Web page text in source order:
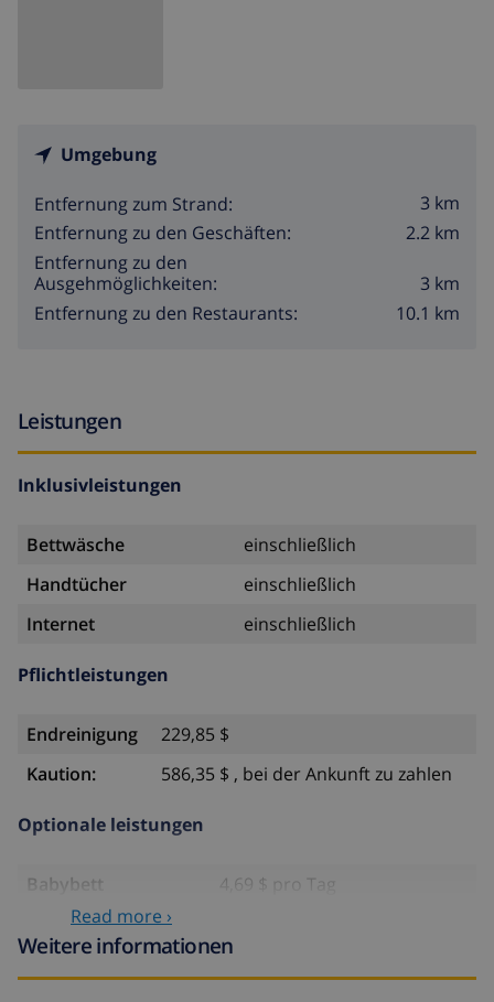
Umgebung
Entfernung zum Strand:
3 km
Entfernung zu den Geschäften:
2.2 km
Entfernung zu den
Ausgehmöglichkeiten:
3 km
Entfernung zu den Restaurants:
10.1 km
Leistungen
Inklusivleistungen
Bettwäsche
einschließlich
Handtücher
einschließlich
Internet
einschließlich
Pflichtleistungen
Endreinigung
229,85 $
Kaution:
586,35 $ , bei der Ankunft zu zahlen
Optionale leistungen
Babybett
4,69 $ pro Tag
HaustiereRead more ›
Weitere informationen